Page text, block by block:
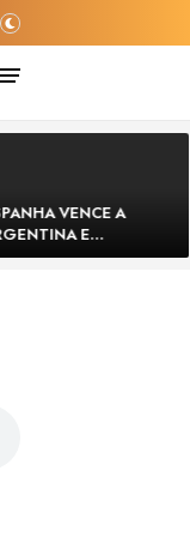
VENCE A
E
A COPA DO